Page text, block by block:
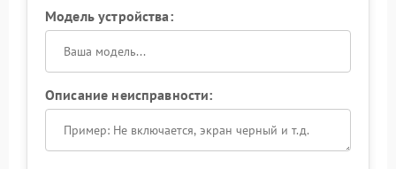
Модель устройства:
Описание неисправности: